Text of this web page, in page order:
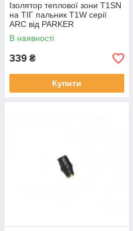
Ізолятор теплової зони T1SN
на ТІГ пальник T1W серії
ARC від PARKER
В наявності
339 ₴
Купити